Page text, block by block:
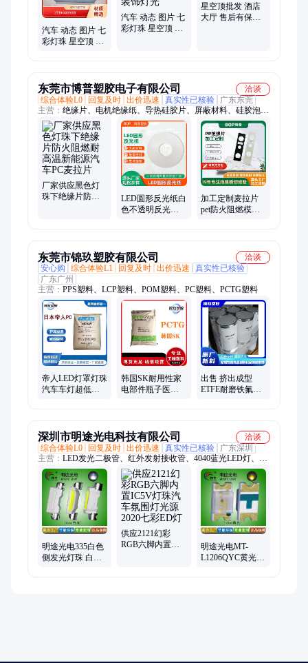
汽车 动态 图片 七
彩灯珠 星空顶 施
汽车 动态 图片 七
彩灯珠 星空顶 色
星空顶批发 酒店
大厅 售后有保障
东莞市博普塑胶电子有限公司
洽谈
综合体验L0
回复及时 出价迅速 真实性已核验
广东东莞
主营： 绝缘片、电机绝缘纸、导热硅胶片、屏蔽材料、硅胶泡
棉、绝缘膜卷材
厂家供应黑色灯
珠下绝缘片防火
LED圆形反光纸白
色不透明反光膜
加工定制麦拉片
pet防火阻燃模切
东莞市锦玖塑胶有限公司
洽谈
安心购
综合体验L1 回复及时 出价迅速
真实性已核验
广东广州
主营： PPS塑料、LCP塑料、POM塑料、PC塑料、PCTG塑料
帝人LED灯罩灯珠
汽车车灯超低粘
韩国SK耐用性家
电部件瓶子医疗
出售 挤出成型
ETFE耐磨铁氟龙
深圳市明途光电科技有限公司
洽谈
综合体验L0
回复及时 出价迅速 真实性已核验
广东深圳
主营： LED发光二极管、红外发射接收管、4040蓝光LED灯、贴
片LED灯珠、led直插灯珠、陶瓷LED灯珠、LED贴片灯珠、红绿
双色LED灯珠、3020柠檬黄灯珠、3020全色系灯珠、1206红光灯
珠、3528RGB灯珠、白光贴片led灯珠、双色LED灯珠、侧面发白
光LED灯珠、3224红光灯珠、七彩黑面灯珠、侧面发光灯珠、
3020蓝光灯珠、三色LED灯珠、侧发光LED灯珠、5050白光LED
灯、5054白灯、发光二极管、5054RGB球头
明途光电335白色
侧发光灯珠 白光
供应2121幻彩
RGB六脚内置
明途光电MT-
L1206QYC黄光汽